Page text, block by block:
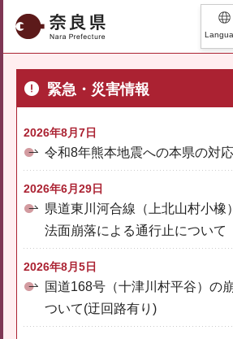
奈良県
緊急・災害情報
2026年8月7日
令和8年熊本地震への本県の対
2026年6月29日
県道東川河合線（上北山村小橡
法面崩落による通行止について
2026年8月5日
国道168号（十津川村平谷）の
ついて(迂回路有り)